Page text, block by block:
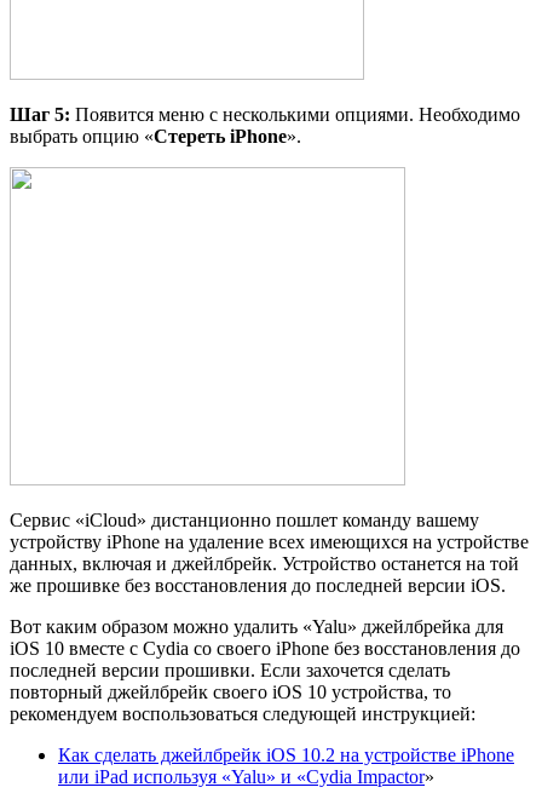
Шаг 5: Появится меню с несколькими опциями. Необходимо
выбрать опцию «Стереть iPhone».
Сервис «iCloud» дистанционно пошлет команду вашему
устройству iPhone на удаление всех имеющихся на устройстве
данных, включая и джейлбрейк. Устройство останется на той
же прошивке без восстановления до последней версии iOS.
Вот каким образом можно удалить «Yalu» джейлбрейка для
iOS 10 вместе с Cydia со своего iPhone без восстановления до
последней версии прошивки. Если захочется сделать
повторный джейлбрейк своего iOS 10 устройства, то
рекомендуем воспользоваться следующей инструкцией:
Как сделать джейлбрейк iOS 10.2 на устройстве iPhone
или iPad используя «Yalu» и «Cydia Impactor»